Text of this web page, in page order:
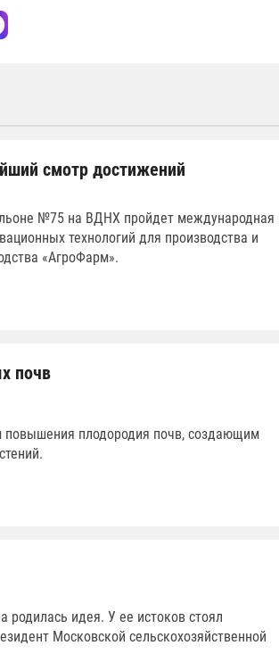
смотр достижений
№75 на ВДНХ пройдет международная
технологий для производства и
«АгроФарм».
почв
повышения плодородия почв, создающим
родилась идея. У ее истоков стоял
Московской сельскохозяйственной